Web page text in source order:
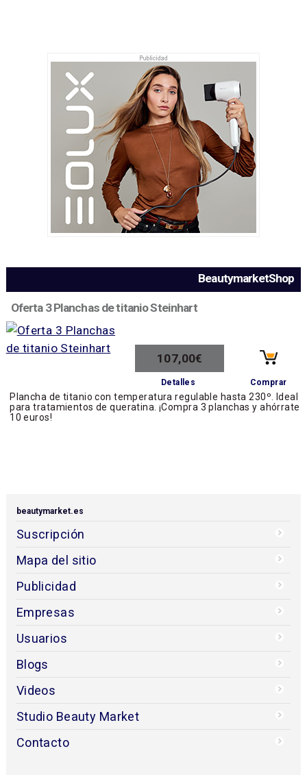
BeautymarketShop
Oferta 3 Planchas de titanio Steinhart
107,00€
Detalles Comprar
Plancha de titanio con temperatura regulable hasta 230º. Ideal
para tratamientos de queratina. ¡Compra 3 planchas y ahórrate
10 euros!
beautymarket.es
Suscripción
Mapa del sitio
Publicidad
Empresas
Usuarios
Blogs
Videos
Studio Beauty Market
Contacto